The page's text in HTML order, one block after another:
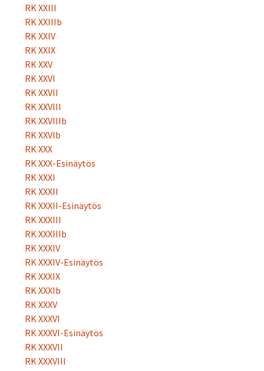
RK XXIII
RK XXIIIb
RK XXIV
RK XXIX
RK XXV
RK XXVI
RK XXVII
RK XXVIII
RK XXVIIIb
RK XXVIb
RK XXX
RK XXX-Esinäytös
RK XXXI
RK XXXII
RK XXXII-Esinäytös
RK XXXIII
RK XXXIIIb
RK XXXIV
RK XXXIV-Esinäytös
RK XXXIX
RK XXXIb
RK XXXV
RK XXXVI
RK XXXVI-Esinäytös
RK XXXVII
RK XXXVIII